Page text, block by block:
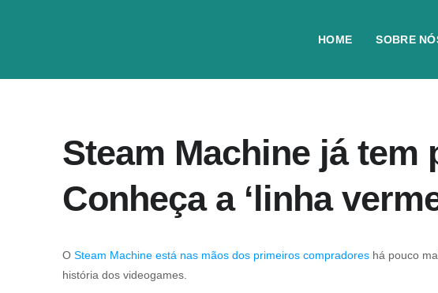
HOME SOBRE
Steam Machine já tem
Conheça a ‘linha
O Steam Machine está nas mãos dos primeiros compradores há pouco
história dos videogames.